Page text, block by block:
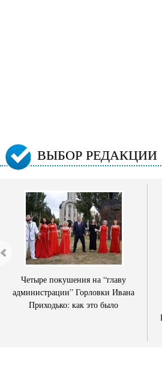
ВЫБОР РЕДАКЦИИ
Четыре покушения на “главу
администрации” Горловки Ивана
Приходько: как это было